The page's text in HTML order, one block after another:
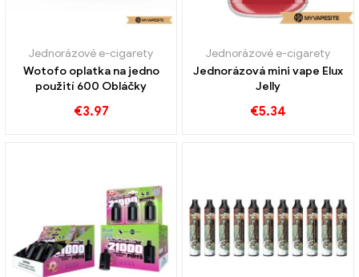
Jednorázové e-cigarety
Wotofo oplatka na jedno
použití 600 Obláčky
€3.97
Jednorázové e-cigarety
Jednorázová mini vape Elux
Jelly
€5.34